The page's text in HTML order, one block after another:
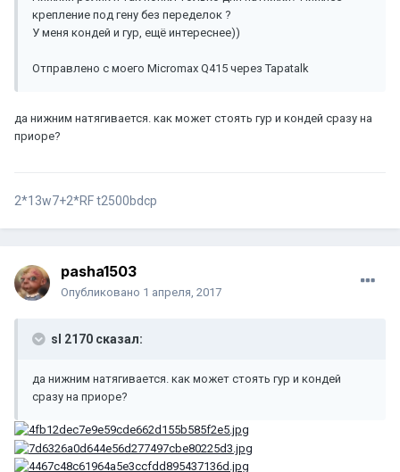
крепление под гену без переделок ?
У меня кондей и гур, ещё интереснее))
Отправлено с моего Micromax Q415 через Tapatalk
да нижним натягивается. как может стоять гур и кондей сразу на
приоре?
2*13w7+2*RF t2500bdcp
pasha1503
Опубликовано 1 апреля, 2017
sl 2170 сказал:
да нижним натягивается. как может стоять гур и кондей
сразу на приоре?